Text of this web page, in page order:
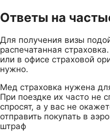
Ответы на
Для получения визы
распечатанная
или в офисе страховой
нужно.
Мед страховка нужена
При поездке их часто не
спросят, а у вас не
отправить покупать в
штраф